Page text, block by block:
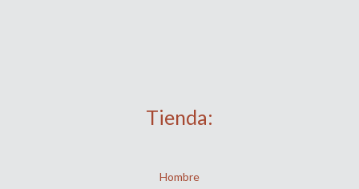
Tienda:
Hombre